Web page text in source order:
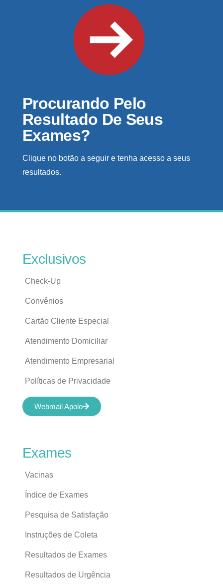
Procurando Pelo
Resultado De Seus
Exames?
Clique no botão a seguir e tenha acesso a seus
resultados.
Exames
Vacinas
Índice de Exames
Pesquisa de Satisfação
Instruções de Coleta
Resultados de Exames
Resultados de Urgência
Exclusivos
Check-Up
Convênios
Cartão Cliente Especial
Atendimento Domiciliar
Atendimento Empresarial
Políticas de Privacidade
Webmail Apolo